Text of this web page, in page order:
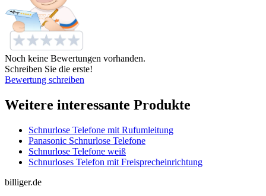
Noch keine Bewertungen vorhanden.
Schreiben Sie die erste!
Bewertung schreiben
Weitere interessante Produkte
Schnurlose Telefone mit Rufumleitung
Panasonic Schnurlose Telefone
Schnurlose Telefone weiß
Schnurloses Telefon mit Freisprecheinrichtung
billiger.de